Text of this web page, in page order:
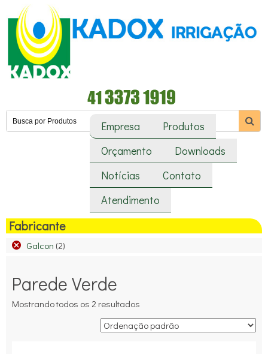
Empresa
Produtos
Orçamento
Downloads
Notícias
Contato
Atendimento
Fabricante
Galcon (2)
Parede Verde
Mostrando todos os 2 resultados